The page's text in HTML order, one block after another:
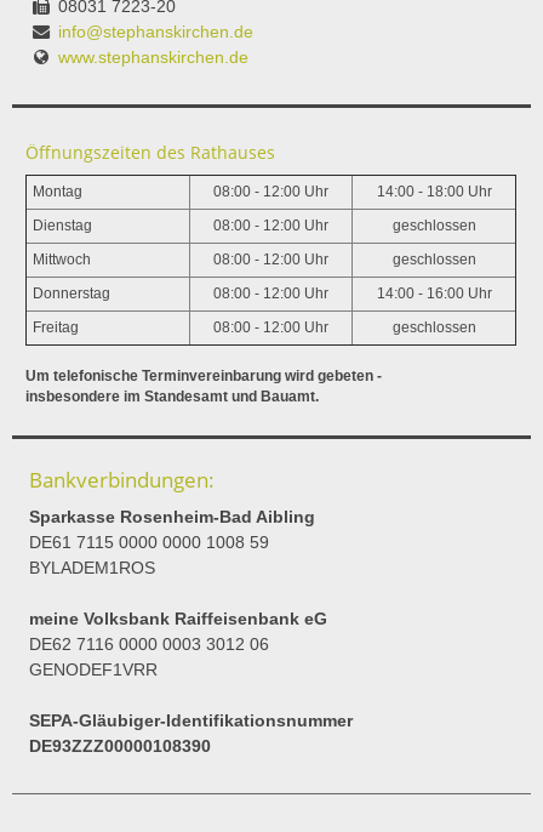
08031 7223-20
info@stephanskirchen.de
www.stephanskirchen.de
Öffnungszeiten des Rathauses
Montag 08:00 - 12:00 Uhr 14:00 - 18:00 Uhr
Dienstag 08:00 - 12:00 Uhr geschlossen
Mittwoch 08:00 - 12:00 Uhr geschlossen
Donnerstag 08:00 - 12:00 Uhr 14:00 - 16:00 Uhr
Freitag 08:00 - 12:00 Uhr geschlossen
Um telefonische Terminvereinbarung wird gebeten -
insbesondere im Standesamt und Bauamt.
Bankverbindungen:
Sparkasse Rosenheim-Bad Aibling
DE61 7115 0000 0000 1008 59
BYLADEM1ROS
meine Volksbank Raiffeisenbank eG
DE62 7116 0000 0003 3012 06
GENODEF1VRR
SEPA-Gläubiger-Identifikationsnummer
DE93ZZZ00000108390